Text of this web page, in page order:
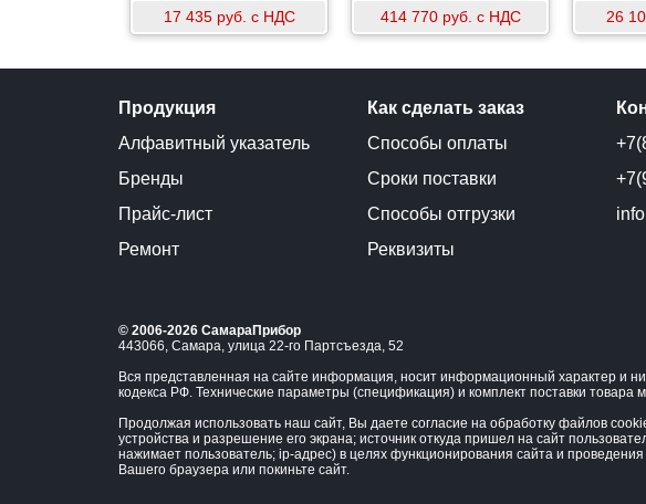
17 435 руб. с НДС 414 770 руб. с НДС 26
Продукция
Алфавитный указатель
Бренды
Прайс-лист
Ремонт
Как сделать заказ
Способы оплаты
Сроки поставки
Способы отгрузки
Реквизиты
© 2006-2026 СамараПрибор
443066, Самара, улица 22-го Партсъезда, 52
Вся представленная на сайте информация, носит информационный характер и
кодекса РФ. Технические параметры (спецификация) и комплект поставки
Продолжая использовать наш сайт, Вы даете согласие на обработку файлов
устройства и разрешение его экрана; источник откуда пришел на сайт
нажимает пользователь; ip-адрес) в целях функционирования сайта и
Вашего браузера или покиньте сайт.